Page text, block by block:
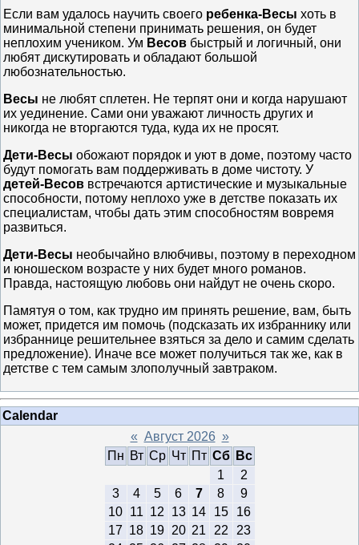
Если вам удалось научить своего ребенка-Весы хоть в
минимальной степени принимать решения, он будет
неплохим учеником. Ум Весов быстрый и логичный, они
любят дискутировать и обладают большой
любознательностью.
Весы не любят сплетен. Не терпят они и когда нарушают
их уединение. Сами они уважают личность других и
никогда не вторгаются туда, куда их не просят.
Дети-Весы обожают порядок и уют в доме, поэтому часто
будут помогать вам поддерживать в доме чистоту. У
детей-Весов встречаются артистические и музыкальные
способности, потому неплохо уже в детстве показать их
специалистам, чтобы дать этим способностям вовремя
развиться.
Дети-Весы необычайно влюбчивы, поэтому в переходном
и юношеском возрасте у них будет много романов.
Правда, настоящую любовь они найдут не очень скоро.
Памятуя о том, как трудно им принять решение, вам, быть
может, придется им помочь (подсказать их избраннику или
избраннице решительнее взяться за дело и самим сделать
предложение). Иначе все может получиться так же, как в
детстве с тем самым злополучный завтраком.
Calendar
« Август 2026 »
Пн Вт Ср Чт Пт Сб
Вс
1
2
3
4 5 6 7 8
9
10 11 12 13 14 15
16
17 18 19 20 21 22
23